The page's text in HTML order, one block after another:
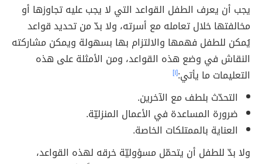
يجب أن يعرف الطفل القواعد التي لا يجب عليه تجاوزها أو
مخالفتها خلال تعامله مع أسرته، ولا بدّ من تحديد قواعد
يُمكن للطفل فهمها والالتزام بها بسهولة ويمكن مشاركته
النقاش في وضع هذه القواعد، ومن الأمثلة على هذه
التعليمات ما يأتي:[١]
التحدّث بلطف مع الآخرين.
ضرورة المساعدة في الأعمال المنزليّة.
العناية بالممتلكات الخاصة.
ولا بدّ للطفل أن يتحمّل مسؤوليّة خرقه لهذه القواعد،